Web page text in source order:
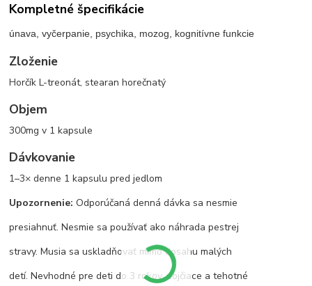
Kompletné špecifikácie
únava, vyčerpanie, psychika, mozog, kognitívne funkcie
Zloženie
Horčík L-treonát, stearan horečnatý
Objem
300mg v 1 kapsule
Dávkovanie
1–3× denne 1 kapsulu pred jedlom
Upozornenie:Odporúčaná denná dávka sa nesmie
presiahnuť. Nesmie sa používať ako náhrada pestrej
stravy. Musia sa uskladňovať mimo dosahu malých
detí. Nevhodné pre deti do 3 rokov, dojčiace a tehotné